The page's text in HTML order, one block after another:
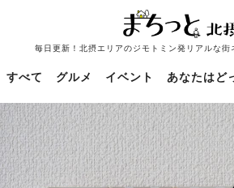
毎日更新！北摂エリアのジモトミン発リアルな街
すべて グルメ イベント あなたはど